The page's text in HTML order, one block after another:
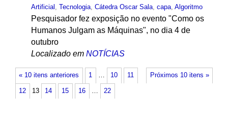
Artificial , Tecnologia, Cátedra Oscar Sala, capa, Algoritmo
Pesquisador fez exposição no evento "Como os
Humanos Julgam as Máquinas", no dia 4 de
outubro
Localizado em NOTÍCIAS
« 10 itens anteriores Próximos 10 itens »
1 … 10 11
12 13 14 15 16 … 22